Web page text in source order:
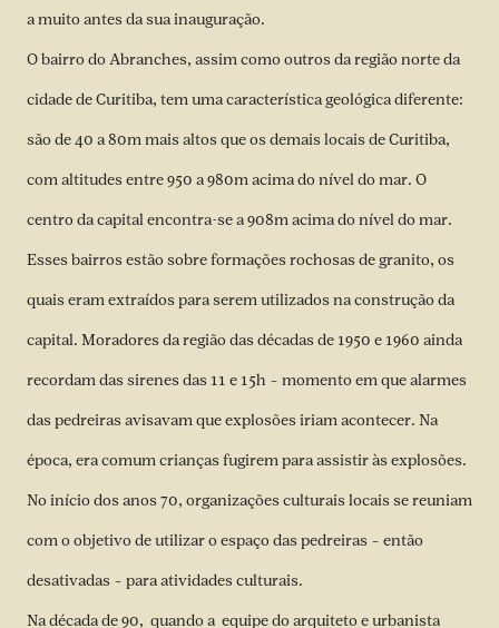
a muito antes da sua inauguração.
O bairro do Abranches, assim como outros da região norte da
cidade de Curitiba, tem uma característica geológica diferente:
são de 40 a 80m mais altos que os demais locais de Curitiba,
com altitudes entre 950 a 980m acima do nível do mar. O
centro da capital encontra-se a 908m acima do nível do mar.
Esses bairros estão sobre formações rochosas de granito, os
quais eram extraídos para serem utilizados na construção da
capital. Moradores da região das décadas de 1950 e 1960 ainda
recordam das sirenes das 11 e 15h – momento em que alarmes
das pedreiras avisavam que explosões iriam acontecer. Na
época, era comum crianças fugirem para assistir às explosões.
No início dos anos 70, organizações culturais locais se reuniam
com o objetivo de utilizar o espaço das pedreiras – então
desativadas – para atividades culturais.
Na década de 90, quando a equipe do arquiteto e urbanista